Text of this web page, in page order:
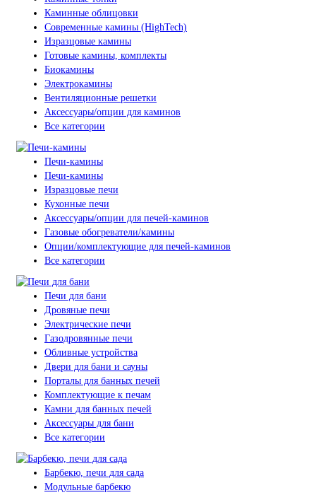
Каминные облицовки
Современные камины (HighTech)
Изразцовые камины
Готовые камины, комплекты
Биокамины
Электрокамины
Вентиляционные решетки
Аксессуары/опции для каминов
Все категории
Печи-камины
Печи-камины
Изразцовые печи
Кухонные печи
Аксессуары/опции для печей-каминов
Газовые обогреватели/камины
Опции/комплектующие для печей-каминов
Все категории
Печи для бани
Дровяные печи
Электрические печи
Газодровянные печи
Обливные устройства
Двери для бани и сауны
Порталы для банных печей
Комплектующие к печам
Камни для банных печей
Аксессуары для бани
Все категории
Барбекю, печи для сада
Модульные барбекю